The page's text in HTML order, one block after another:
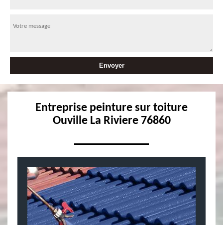
Entreprise peinture sur toiture
Ouville La Riviere 76860